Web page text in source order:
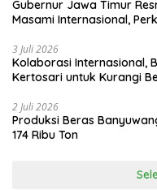
Gubernur Jawa Timur
Masami Internasional,
3 Juli 2026
Kolaborasi Internasional,
Kertosari untuk Kurangi
2 Juli 2026
Produksi Beras
174 Ribu Ton